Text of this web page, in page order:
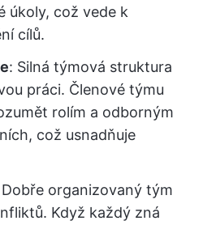
úkoly, což vede k
cílů.
: Silná týmová struktura
práci. Členové týmu
rolím a odborným
což usnadňuje
Dobře organizovaný tým
Když každý zná